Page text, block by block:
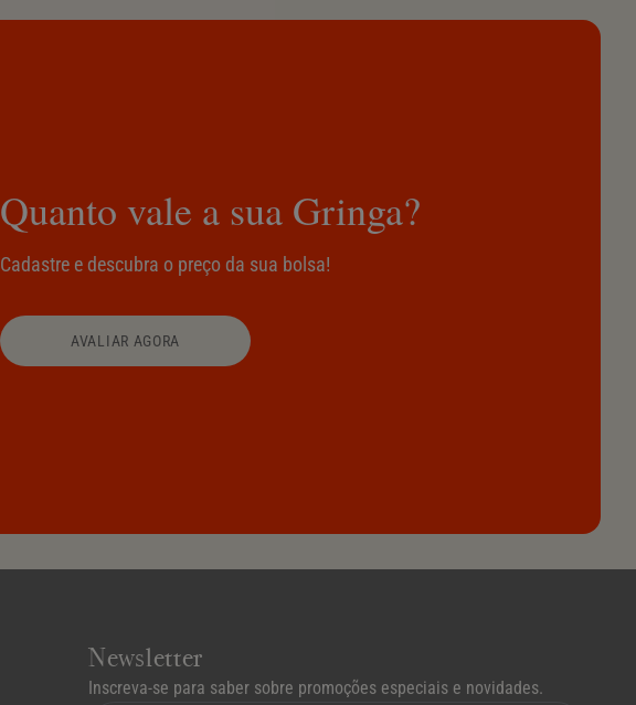
Quanto vale a sua Gringa?
Cadastre e descubra o preço da sua bolsa!
AVALIAR AGORA
Newsletter
Inscreva-se para saber sobre promoções especiais e novidades.